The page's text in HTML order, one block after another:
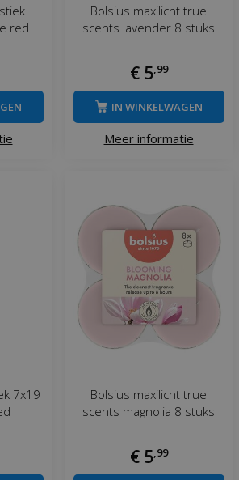
red
Bolsius maxilicht true
scents lavender 8 stuks
€ 5 99
Meer informatie
IN WINKELWAGEN
7x19
Bolsius maxilicht true
scents magnolia 8 stuks
€ 5 99